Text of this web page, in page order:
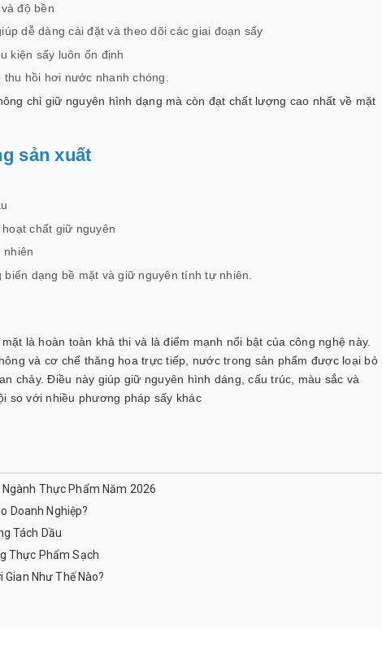
độ bền
dễ dàng cài đặt và theo dõi các giai đoạn sấy
kiện sấy luôn ổn định
hồi hơi nước nhanh chóng.
chỉ giữ nguyên hình dạng mà còn đạt chất lượng cao nhất về mặt
sản xuất
chất giữ nguyên
nhiên
dạng bề mặt và giữ nguyên tính tự nhiên.
là hoàn toàn khả thi và là điểm mạnh nổi bật của công nghệ này.
và cơ chế thăng hoa trực tiếp, nước trong sản phẩm được loại bỏ
chảy. Điều này giúp giữ nguyên hình dáng, cấu trúc, màu sắc và
so với nhiều phương pháp sấy khác
Thực Phẩm Năm 2026
Doanh Nghiệp?
Tách Dầu
Thực Phẩm Sạch
Gian Như Thế Nào?